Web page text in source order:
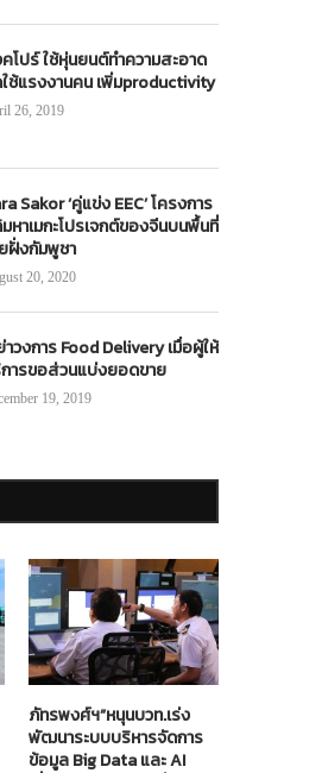
โปร์ ใช้หุ่นยนต์ทำความสะอาด
ช้แรงงานคน เพิ่มproductivity
26, 2019
Sakor ‘คู่แข่ง EEC’ โครงการ
หาเมกะโปรเจกต์ของจีนบนพื้นที่
ฝั่งกัมพูชา
20, 2020
าวงการ Food Delivery เมื่อผู้ให้
ารขอส่วนแบ่งยอดขาย
19, 2019
ภัทรพงศ์ฯ”หนุนบวท.เร่ง
พัฒนาระบบบริหารจัดการ
ข้อมูล Big Data และ AI